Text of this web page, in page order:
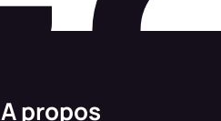
A propos